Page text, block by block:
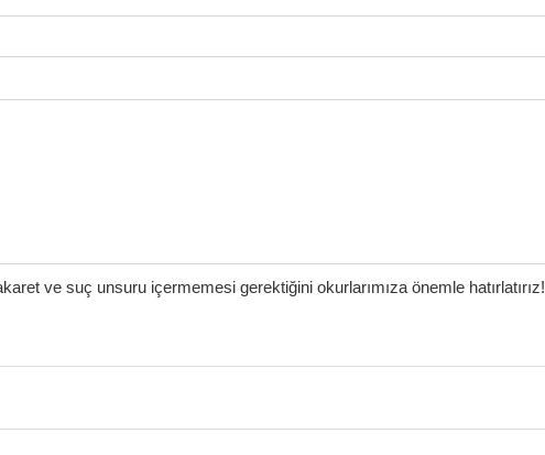
ve suç unsuru içermemesi gerektiğini okurlarımıza önemle hatırlatırız!